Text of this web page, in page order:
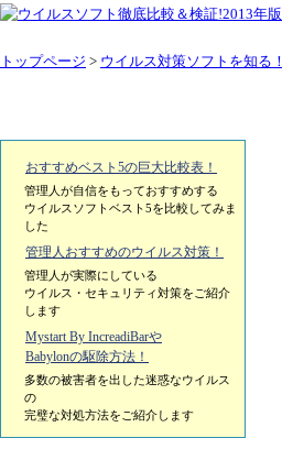
トップページ > ウイルス対策ソフトを知る！
おすすめベスト5の巨大比較表！
管理人が自信をもっておすすめする
ウイルスソフトベスト5を比較してみま
した
管理人おすすめのウイルス対策！
管理人が実際にしている
ウイルス・セキュリティ対策をご紹介
します
Mystart By IncreadiBarや
Babylonの駆除方法！
多数の被害者を出した迷惑なウイルス
の
完璧な対処方法をご紹介します